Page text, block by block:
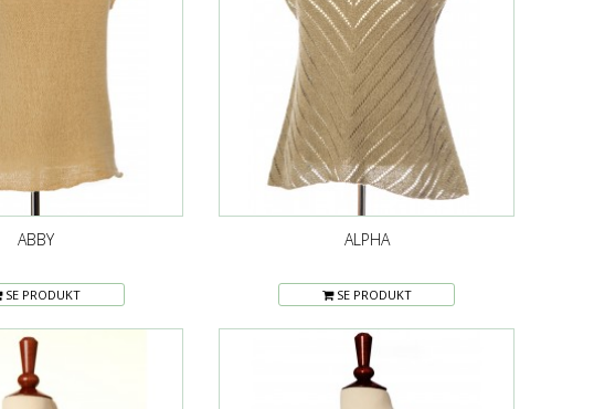
ABBY
SE PRODUKT
ALPHA
SE PRODUKT